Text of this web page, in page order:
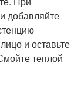
добавляйте
и оставьте
теплой